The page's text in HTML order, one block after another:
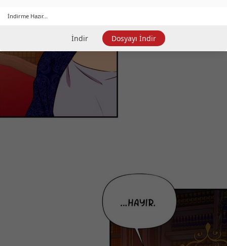
İndirme Hazır...
İndir Dosyayı İndir